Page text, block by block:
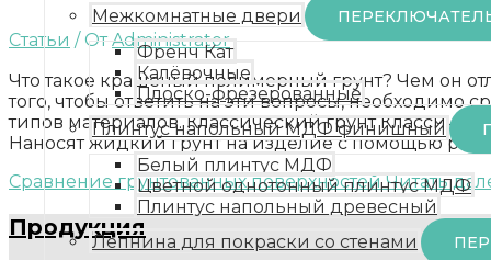
Межкомнатные двери
Френч Кат
Калёвочные
Плоско-фрезерованные
Плинтус напольный МДФ финишный
Белый плинтус МДФ
Цветной однотонный плинтус МДФ
Плинтус напольный древесный
Лепнина для покраски со стенами
Статьи / От Administrator
Что такое крашеный полимерный грунт? Чем он
того, чтобы ответить на эти вопросы,
типов материалов. Классический грунт
Наносят жидкий грунт на изделие с помощью
Сравнение грунтованных поверхностейЧитать
Продукция